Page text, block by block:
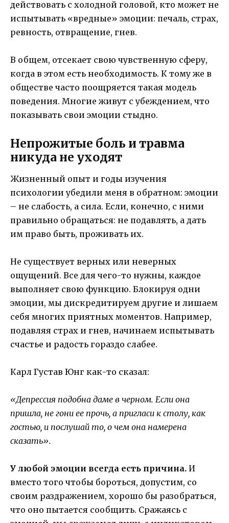
действовать с холодной головой, кто может не
испытывать «вредные» эмоции: печаль, страх,
ревность, отвращение, гнев.
В общем, отсекает свою чувственную сферу,
когда в этом есть необходимость. К тому же в
обществе часто поощряется такая модель
поведения. Многие живут с убеждением, что
показывать свои эмоции ­стыдно.
Непрожитые боль и травма
никуда не уходят
Жизненный опыт и годы изучения
психологии убедили меня в обратном: эмоции
– не слабость, а сила. Если, конечно, с ними
правильно обращаться: не подавлять, а дать
им право быть, проживать их.
Не существует верных или неверных
ощущений. Все для чего-то нужны, каждое
выполняет свою функцию. Блокируя одни
эмоции, мы дискредитируем другие и лишаем
себя многих приятных моментов. Например,
подавляя страх и гнев, начинаем испытывать
счастье и радость гораздо слабее.
Карл Густав Юнг как-то сказал:
«Депрессия подобна даме в черном. Если она
пришла, не гони ее прочь, а пригласи к столу, как
гостью, и послушай то, о чем она намерена
сказать».
У любой эмоции всегда есть причина. И
вместо того чтобы бороться, допустим, со
своим раздражением, хорошо бы разобраться,
что оно пытается сообщить. Сражаясь с